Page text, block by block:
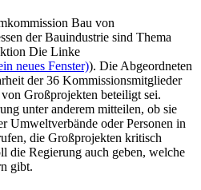
Bau von
der Bauindustrie sind Thema
Die Linke
neues Fenster)). Die Abgeordneten
der 36 Kommissionsmitglieder
Großprojekten beteiligt sei.
unter anderem mitteilen, ob sie
Umweltverbände oder Personen in
die Großprojekten kritisch
die Regierung auch geben, welche
gibt.